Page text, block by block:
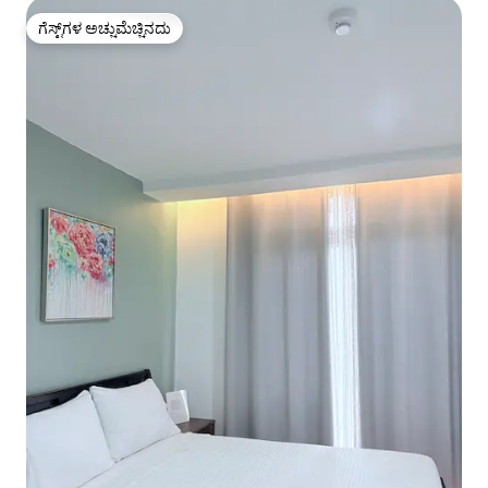
ಗೆಸ್ಟ್‌ಗಳ ಅಚ್ಚುಮೆಚ್ಚಿನದು
ಗೆಸ್ಟ್‌ಗಳ ಅಚ್ಚುಮೆಚ್ಚಿನದು